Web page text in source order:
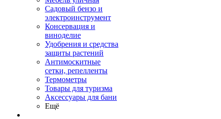
Садовый бензо и
электроинструмент
Консервация и
виноделие
Удобрения и средства
защиты растений
Антимоскитные
сетки, репелленты
Термометры
Товары для туризма
Аксессуары для бани
Ещё